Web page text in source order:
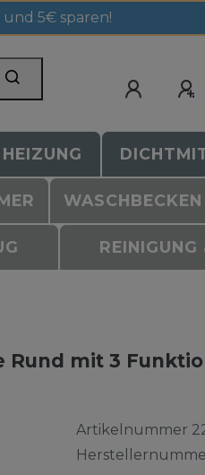
und 5€ sparen!
HEIZUNG
WASCHBECKEN
Rund mit 3
Artikelnummer